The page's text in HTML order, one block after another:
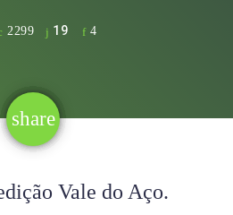
2299 19 4
share
email
Vale do Aço.